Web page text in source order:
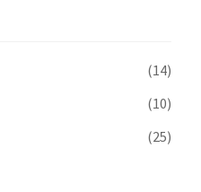
(14)
(10)
(25)